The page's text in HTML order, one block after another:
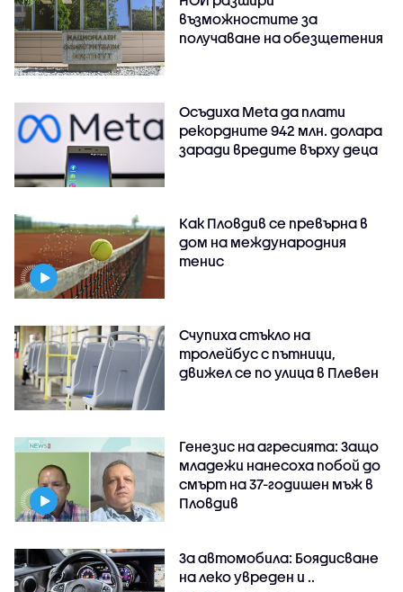
възможностите за
получаване на обезщетения
Осъдиха Meta да плати
рекордните 942 млн. долара
заради вредите върху деца
Как Пловдив се превърна в
дом на международния
тенис
Счупиха стъкло на
тролейбус с пътници,
движел се по улица в Плевен
Генезис на агресията: Защо
младежи нанесоха побой до
смърт на 37-годишен мъж в
Пловдив
За автомобила: Боядисване
на леко увреден и ..